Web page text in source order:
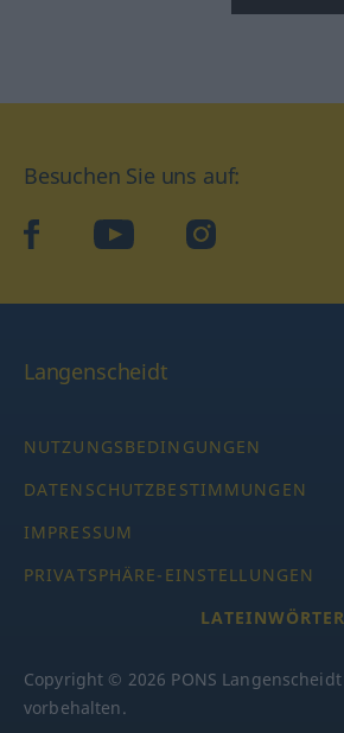
Besuchen Sie uns auf:
facebookYouTube Instagram
Langenscheidt
NUTZUNGSBEDINGUNGEN
DATENSCHUTZBESTIMMUNGEN
IMPRESSUM
PRIVATSPHÄRE-EINSTELLUNGEN
Copyright © 2026 PONS
vorbehalten.